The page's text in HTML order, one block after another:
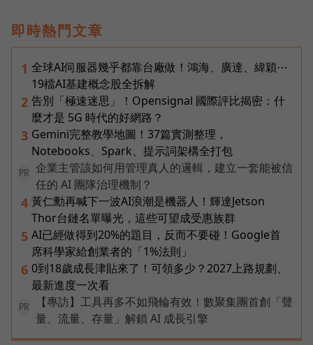
即時熱門文章
1 全球AI伺服器幾乎都靠台廠做！鴻海、廣達、緯穎⋯
19檔AI基建概念股全拆解
2 告別「極速迷思」！Opensignal 國際評比揭密：什
麼才是 5G 時代的好網路？
3 Gemini完整教學地圖！37篇實測整理，
Notebooks、Spark、提示詞架構全打包
PR
企業主管該如何用管理真人的邏輯，建立一套能被信
任的 AI 團隊治理機制？
4 黃仁勳再喊下一波AI浪潮是機器人！輝達Jetson
Thor台鏈名單曝光，這些可望成受惠族群
5 AI已經做得到20%的題目，反而不要碰！Google首
席科學家給創業者的「1%法則」
6 0到18歲成長津貼來了！可領多少？2027上路規劃、
最新進度一次看
PR
【專訪】工具再多不如飛輪有效！數聚集團首創「聲
量、流量、存量」解鎖 AI 成長引擎